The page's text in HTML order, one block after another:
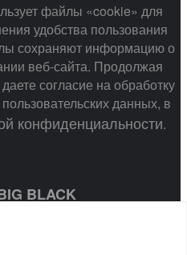
файлы «cookie» для
удобства пользования
сохраняют информацию о
веб-сайта. Продолжая
согласие на обработку
данных, в
конфиденциальности.
BLACK